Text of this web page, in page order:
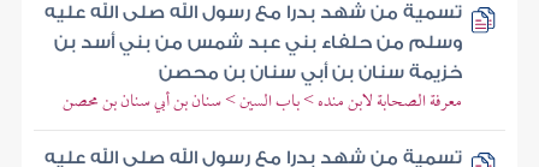
تسمية من شهد بدرا مع رسول الله صلى الله عليه
وسلم من حلفاء بني عبد شمس من بني أسد بن
خزيمة سنان بن أبي سنان بن محصن
معرفة الصحابة لابن منده > باب السين > سنان بن أبي سنان بن محصن
تسمية من شهد بدرا مع رسول الله صلى الله عليه